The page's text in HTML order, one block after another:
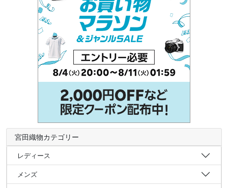
宮田織物カテゴリー
レディース
メンズ